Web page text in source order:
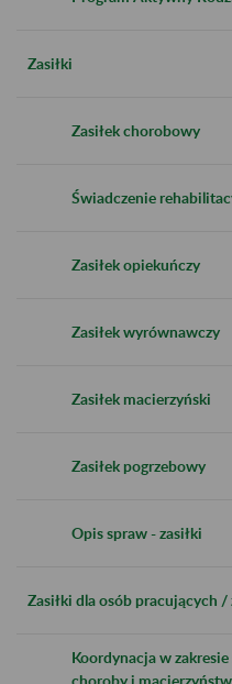
Zasiłki
Zasiłek chorobowy
Świadczenie
Zasiłek opiekuńczy
Zasiłek wyrównawczy
Zasiłek macierzyński
Zasiłek pogrzebowy
Opis spraw - zasiłki
Zasiłki dla osób pracujących /
Koordynacja w
choroby i